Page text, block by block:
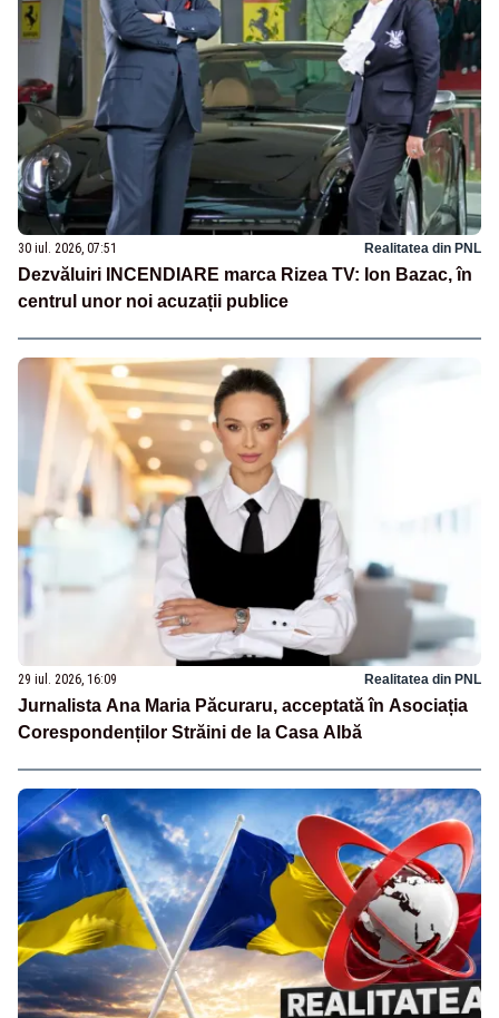
30 iul. 2026, 07:51 Realitatea din PNL
Dezvăluiri INCENDIARE marca Rizea TV: Ion Bazac, în
centrul unor noi acuzații publice
29 iul. 2026, 16:09 Realitatea din PNL
Jurnalista Ana Maria Păcuraru, acceptată în Asociația
Corespondenților Străini de la Casa Albă